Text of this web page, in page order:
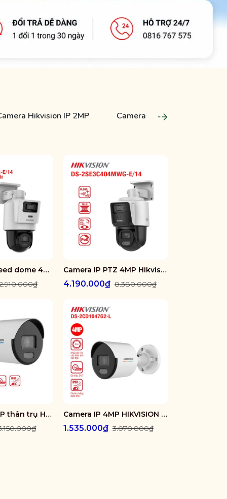
Hikvision IP 2MP Camera Hikvision IP 6MP
Camera IP Speed dome 4MP Hikvision DS-2SE2C400MWG-E/14 Camera IP PTZ 4MP Hikvision DS-2SE3C404MWG-E/14
4.190.000₫ 8.380.000₫
Camera IP 4MP thân trụ HIKVISION DS-2CD1047G2-LUF Camera IP 4MP HIKVISION DS-2CD1047G2-L
1.535.000₫ 3.070.000₫